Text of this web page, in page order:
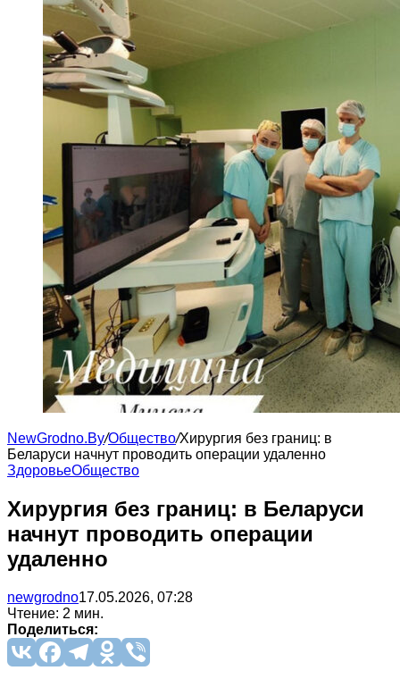
NewGrodno.By/Общество/Хирургия без границ: в
Беларуси начнут проводить операции удаленно
ЗдоровьеОбщество
Хирургия без границ: в Беларуси
начнут проводить операции
удаленно
newgrodno17.05.2026, 07:28
Чтение: 2 мин.
Поделиться: